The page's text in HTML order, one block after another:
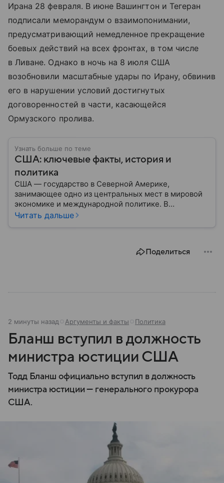
Ирана 28 февраля. В июне Вашингтон и Тегеран
подписали меморандум о взаимопонимании,
предусматривающий немедленное прекращение
боевых действий на всех фронтах, в том числе
в Ливане. Однако в ночь на 8 июля США
возобновили масштабные удары по Ирану, обвинив
его в нарушении условий достигнутых
договоренностей в части, касающейся
Ормузского пролива.
Узнать больше по теме
США: ключевые факты, история и
политика
США — государство в Северной Америке,
занимающее одно из центральных мест в мировой
экономике и международной политике. В
материале — основные сведения об этой стране.
Читать дальше
Поделиться
2 минуты назад Аргументы и факты Политика
Бланш вступил в должность
министра юстиции США
Тодд Бланш официально вступил в должность
министра юстиции — генерального прокурора
США.